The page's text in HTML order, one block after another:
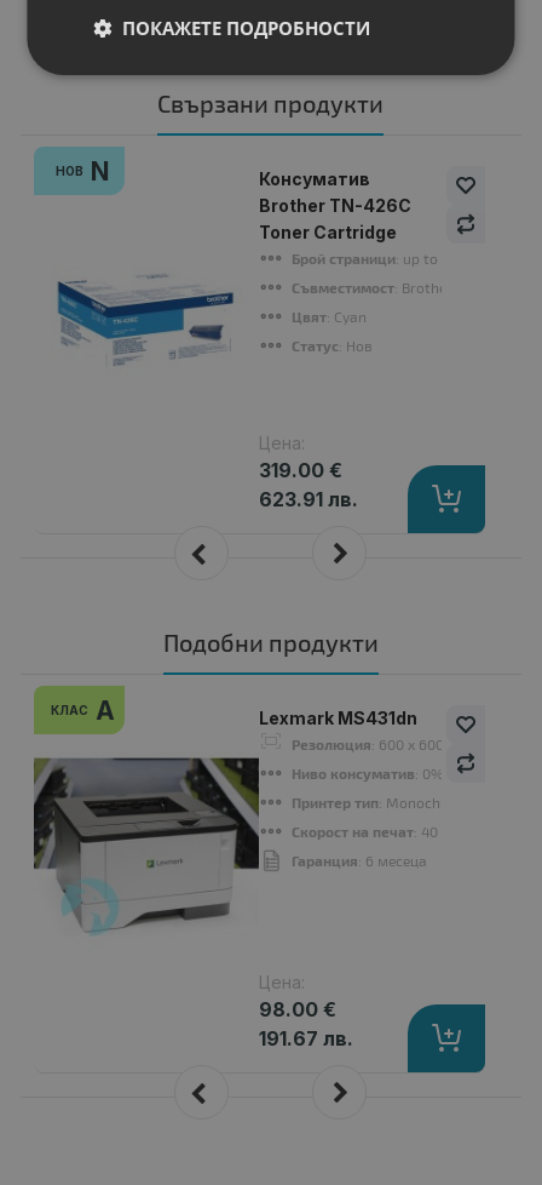
Свързани продукти
НОВ N
Консуматив
Brother TN-426C
Toner Cartridge
Брой страници: up to 6500 pages
Съвместимост: Brother HL-
Цвят: Cyan
Статус: Нов
Цена:
319.00 €
623.91 лв.
Подобни продукти
КЛАС A Lexmark MS431dn
Резолюция: 600 x 600 dpi
Ниво консуматив: 0%-19%
Принтер тип: Monochrome Laser
Скорост на печат: 40 ppm
Гаранция: 6 месеца
Цена:
98.00 €
191.67 лв.
ПОКАЖЕТЕ ПОДРОБНОСТИ